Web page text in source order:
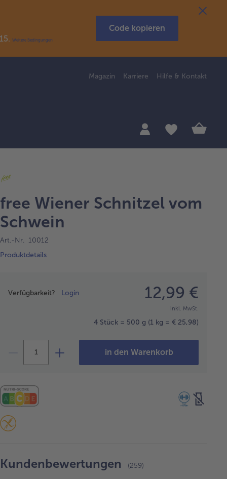
Weitere Bedingungen
Code kopieren
Magazin Karriere Hilfe & Kontakt
free Wiener Schnitzel vom
Schwein
Art.-Nr. 10012
Produktdetails
Verfügbarkeit? Login 12,99 €
inkl. MwSt.
4 Stück = 500 g (1 kg = € 25,98)
in den Warenkorb
Kundenbewertungen (259)